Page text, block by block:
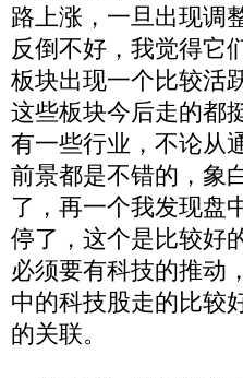
路上涨，一旦出现调
反倒不好，我觉得它
板块出现一个比较活
这些板块今后走的都
有一些行业，不论从
前景都是不错的，象
了，再一个我发现盘
停了，这个是比较好
必须要有科技的推动
中的科技股走的比较
的关联。